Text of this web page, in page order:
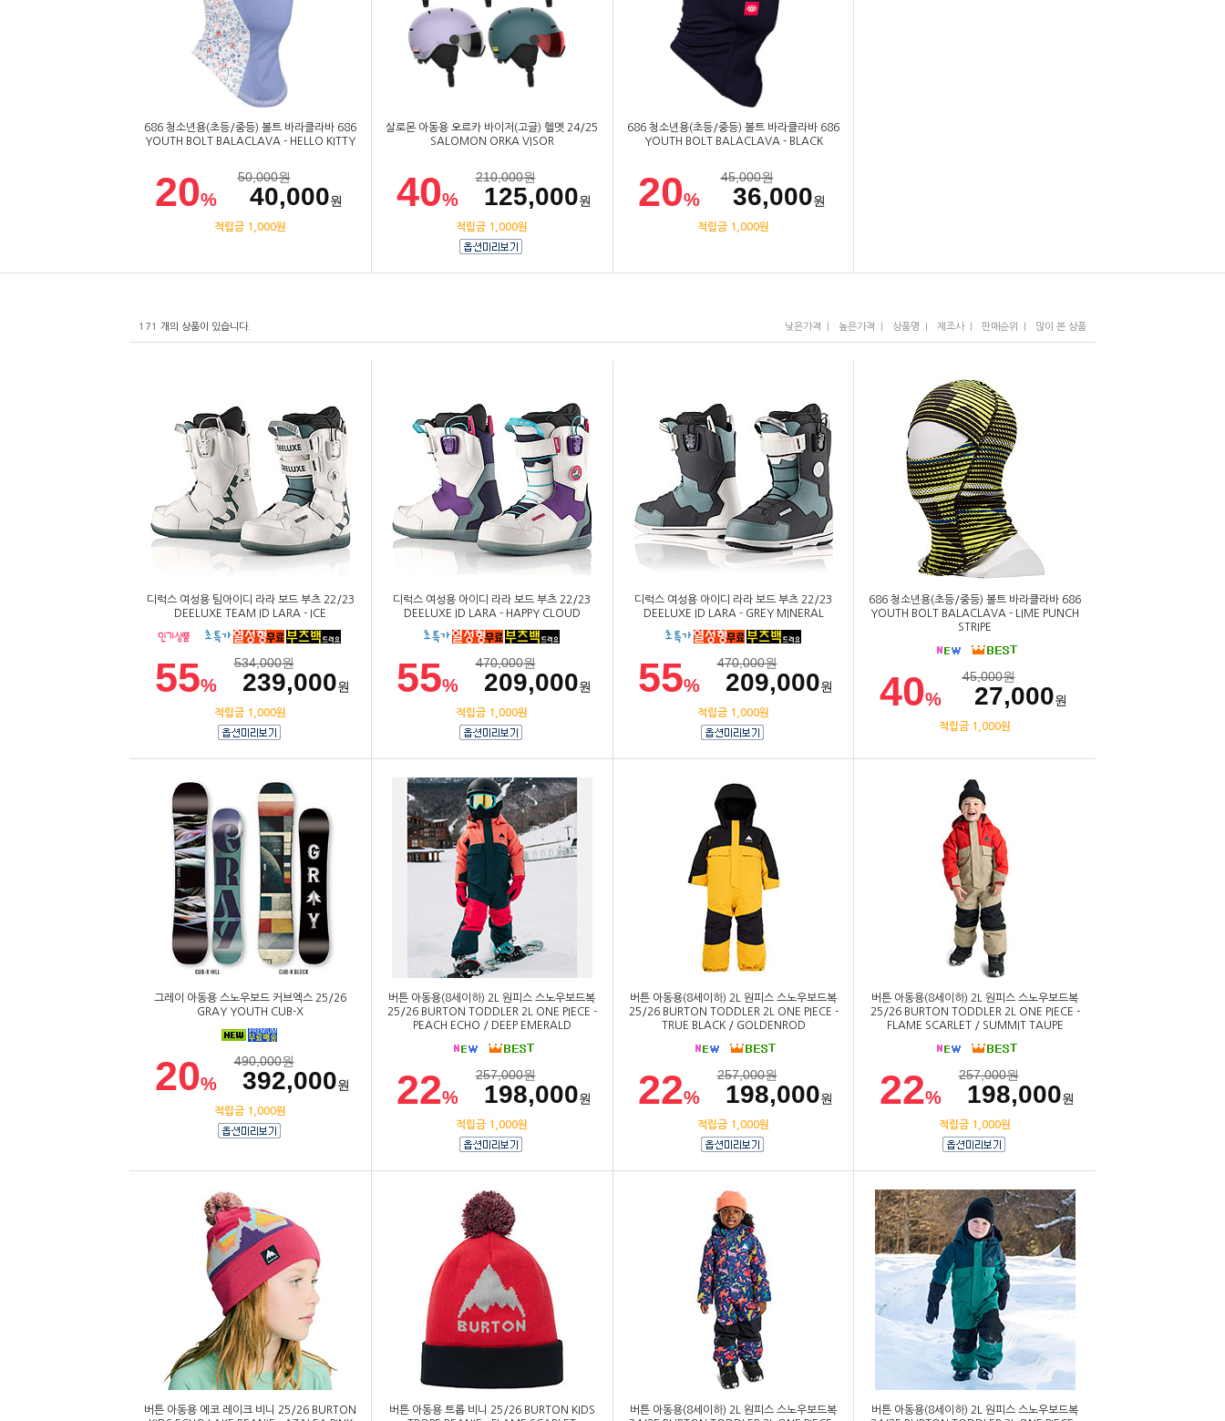
686 청소년용(초등/중등) 볼트 바라클라바 686
YOUTH BOLT BALACLAVA - HELLO KITTY
20%
50,000원
40,000원
적립금 1,000원
살로몬 아동용 오르카 바이저(고글) 헬멧 24/25
SALOMON ORKA VISOR
40%
210,000원
125,000원
적립금 1,000원
686 청소년용(초등/중등) 볼트 바라클라바 686
YOUTH BOLT BALACLAVA - BLACK
20%
45,000원
36,000원
적립금 1,000원
171 개의 상품이 있습니다. 낮은가격 I 높은가격 I 상품명 I 제조사I 판매순위 I 많이 본 상품
디럭스 여성용 팀아이디 라라 보드 부츠 22/23
DEELUXE TEAM ID LARA - ICE
55%
534,000원
239,000원
적립금 1,000원
디럭스 여성용 아이디 라라 보드 부츠 22/23
DEELUXE ID LARA - HAPPY CLOUD
55%
470,000원
209,000원
적립금 1,000원
디럭스 여성용 아이디 라라 보드 부츠 22/23
DEELUXE ID LARA - GREY MINERAL
55%
470,000원
209,000원
적립금 1,000원
686 청소년용(초등/중등) 볼트 바라클라바 686
YOUTH BOLT BALACLAVA - LIME PUNCH
STRIPE
40%
45,000원
27,000원
적립금 1,000원
그레이 아동용 스노우보드 커브엑스 25/26
GRAY YOUTH CUB-X
20%
490,000원
392,000원
적립금 1,000원
버튼 아동용(8세이하) 2L 원피스 스노우보드복
25/26 BURTON TODDLER 2L ONE PIECE -
PEACH ECHO / DEEP EMERALD
22%
257,000원
198,000원
적립금 1,000원
버튼 아동용(8세이하) 2L 원피스 스노우보드복
25/26 BURTON TODDLER 2L ONE PIECE -
TRUE BLACK / GOLDENROD
22%
257,000원
198,000원
적립금 1,000원
버튼 아동용(8세이하) 2L 원피스 스노우보드복
25/26 BURTON TODDLER 2L ONE PIECE -
FLAME SCARLET / SUMMIT TAUPE
22%
257,000원
198,000원
적립금 1,000원
버튼 아동용 에코 레이크 비니 25/26 BURTON
버튼 아동용 트롭 비니 25/26 BURTON KIDS
버튼 아동용(8세이하) 2L 원피스 스노우보드복
버튼 아동용(8세이하) 2L 원피스 스노우보드복